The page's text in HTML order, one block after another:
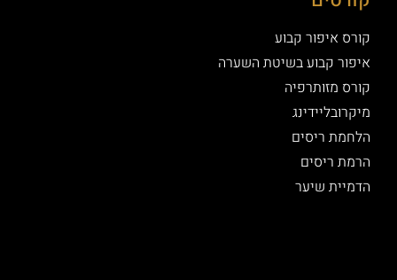
קורס איפור קבוע
איפור קבוע בשיטת השערה
קורס מזותרפיה
מיקרובליידינג
הלחמת ריסים
הרמת ריסים
הדמיית שיער